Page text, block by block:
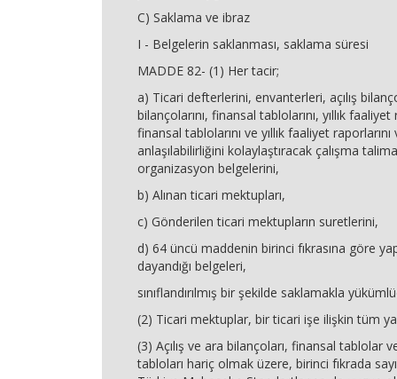
C) Saklama ve ibraz
I - Belgelerin saklanması, saklama süresi
MADDE 82- (1) Her tacir;
a) Ticari defterlerini, envanterleri, açılış
bilançolarını, finansal tablolarını, yıllık
finansal tablolarını ve yıllık faaliyet
anlaşılabilirliğini kolaylaştıracak çalışma
organizasyon belgelerini,
b) Alınan ticari mektupları,
c) Gönderilen ticari mektupların suretlerini,
d) 64 üncü maddenin birinci fıkrasına göre
dayandığı belgeleri,
sınıflandırılmış bir şekilde saklamakla
(2) Ticari mektuplar, bir ticari işe ilişkin tüm
(3) Açılış ve ara bilançoları, finansal tablolar
tabloları hariç olmak üzere, birinci fıkrada